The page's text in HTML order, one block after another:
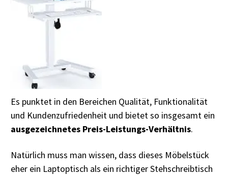
Es punktet in den Bereichen Qualität, Funktionalität
und Kundenzufriedenheit und bietet so insgesamt ein
ausgezeichnetes Preis-Leistungs-Verhältnis.
Natürlich muss man wissen, dass dieses Möbelstück
eher ein Laptoptisch als ein richtiger Stehschreibtisch